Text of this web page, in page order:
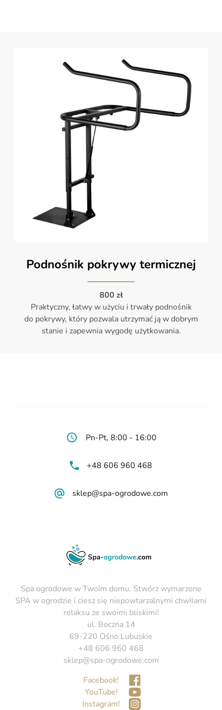
Podnośnik pokrywy termicznej
800 zł
Praktyczny, łatwy w użyciu i trwały podnośnik
do pokrywy, który pozwala utrzymać ją w dobrym
stanie i zapewnia wygodę użytkowania.
Pn-Pt, 8:00 - 16:00
+48 606 960 468
sklep@spa-ogrodowe.com
Spa ogrodowe w Twoim domu. Stwórz wymarzone
SPA w ogrodzie i ciesz się niepowtarzalnymi chwilami
relaksu ze swoimi bliskimi!
ul. Boczna 14
69-220 Ośno Lubuskie
+48 606 960 468
sklep@spa-ogrodowe.com
Facebook!
YouTube!
Instagram!